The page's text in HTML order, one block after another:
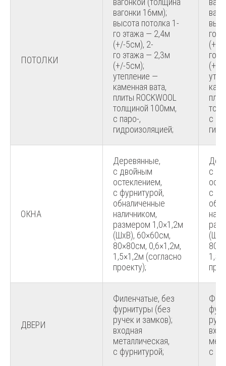
ПОТОЛКИ
вагонки 16мм);
высота потолка 1-
го этажа — 2,4м
(+/-5см), 2-
го этажа — 2,3м
(+/-5см);
утепление —
каменная вата,
плиты ROCKWOOL
толщиной 100мм,
с паро-,
гидроизоляцией;
го
(+/-
го
(+/-
с
ОКНА
Деревянные,
с двойным
остеклением,
с фурнитурой,
обналиченные
наличником,
размером 1,0×1,2м
(ШхВ), 60×60см,
80×80см, 0,6×1,2м,
1,5×1,2м (согласно
проекту);
с
с
ДВЕРИ
Филенчатые, без
фурнитуры (без
ручек и замков);
входная
металлическая,
с фурнитурой;
с